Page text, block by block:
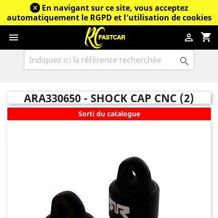
En navigant sur ce site, vous acceptez
automatiquement le RGPD et l’utilisation de cookies
 shopping_cart


ARA330650 - SHOCK CAP CNC (2)
Sorti du catalogue